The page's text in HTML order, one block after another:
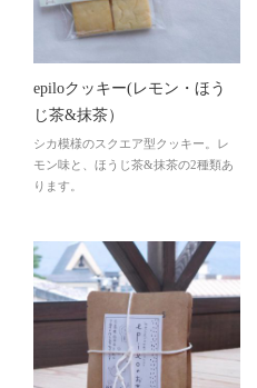
epiloクッキー(レモン・ほう
じ茶&抹茶）
シカ模様のスクエア型クッキー。レ
モン味と、ほうじ茶&抹茶の2種類あ
ります。